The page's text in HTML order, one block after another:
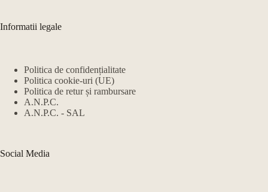
Informatii legale
Politica de confidențialitate
Politica cookie-uri (UE)
Politica de retur și rambursare
A.N.P.C.
A.N.P.C. - SAL
Social Media